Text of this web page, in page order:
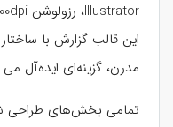
این قالب گزارش با
مدرن، گزینه‌ای ایده‌آل می
تمامی بخش‌های طراحی